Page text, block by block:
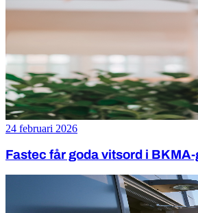
24 februari 2026
Fastec får goda vitsord i